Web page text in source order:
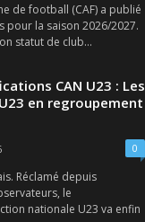
de football (CAF) a publié
pour la saison 2026/2027.
statut de club...
CAN U23 : Les
en regroupement
0
Réclamé depuis
le
nationale U23 va enfin